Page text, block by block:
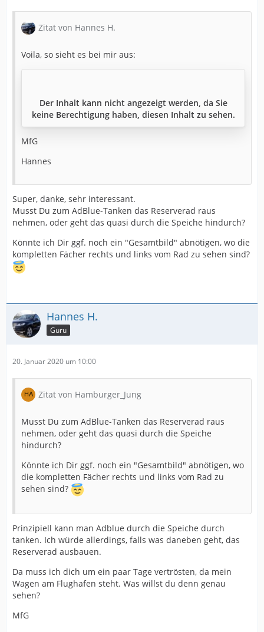
Zitat von Hannes H.
Voila, so sieht es bei mir aus:
Der Inhalt kann nicht angezeigt werden, da Sie
keine Berechtigung haben, diesen Inhalt zu sehen.
MfG
Hannes
Super, danke, sehr interessant.
Musst Du zum AdBlue-Tanken das Reserverad raus
nehmen, oder geht das quasi durch die Speiche hindurch?
Könnte ich Dir ggf. noch ein "Gesamtbild" abnötigen, wo die
kompletten Fächer rechts und links vom Rad zu sehen sind?
Hannes H.
Guru
20. Januar 2020 um 10:00
Zitat von Hamburger_Jung
Musst Du zum AdBlue-Tanken das Reserverad raus
nehmen, oder geht das quasi durch die Speiche
hindurch?
Könnte ich Dir ggf. noch ein "Gesamtbild" abnötigen, wo
die kompletten Fächer rechts und links vom Rad zu
sehen sind?
Prinzipiell kann man Adblue durch die Speiche durch
tanken. Ich würde allerdings, falls was daneben geht, das
Reserverad ausbauen.
Da muss ich dich um ein paar Tage vertrösten, da mein
Wagen am Flughafen steht. Was willst du denn genau
sehen?
MfG